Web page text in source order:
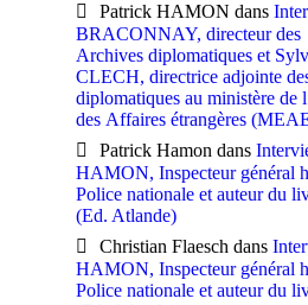
Patrick HAMON dans
BRACONNAY, directeur des
Archives diplomatiques et
CLECH, directrice adjointe
diplomatiques au ministère de
des Affaires étrangères
Patrick Hamon dans
HAMON, Inspecteur général
Police nationale et auteur du
(Ed. Atlande)
Christian Flaesch dans
HAMON, Inspecteur général
Police nationale et auteur du